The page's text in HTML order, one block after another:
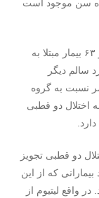
سن موجود است
در ۶۳ بیمار مبتلا به
قطبی، ۷۴ عضو درجه یک خانواده و ۸۰ فرد سالم دیگر
نسبت به گروه
اختلال دو قطبی
دو قطبی تجویز
که از این
واقع لیتیوم از